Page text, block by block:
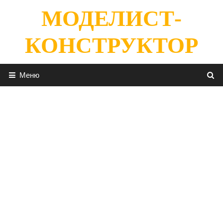
содержимомуМОДЕЛИСТ-
КОНСТРУКТОР
Меню